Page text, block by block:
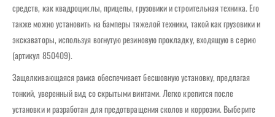
средств, как квадроциклы, прицепы, грузовики и строительная техника. Его
также можно установить на бамперы тяжелой техники, такой как грузовики и
экскаваторы, используя вогнутую резиновую прокладку, входящую в серию
(артикул 850409).
Защелкивающаяся рамка обеспечивает бесшовную установку, предлагая
тонкий, уверенный вид со скрытыми винтами. Легко крепится после
установки и разработан для предотвращения сколов и коррозии. Выберите